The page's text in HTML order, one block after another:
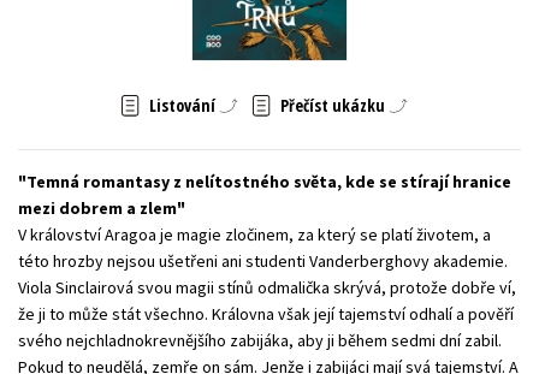
Zahraniční literatura
Listování Přečíst ukázku
Temná romantasy z nelítostného světa, kde se stírají hranice
mezi dobrem a zlem
V království Aragoa je magie zločinem, za který se platí životem, a
této hrozby nejsou ušetřeni ani studenti Vanderberghovy akademie.
Viola Sinclairová svou magii stínů odmalička skrývá, protože dobře ví,
že ji to může stát všechno. Královna však její tajemství odhalí a pověří
svého nejchladnokrevnějšího zabijáka, aby ji během sedmi dní zabil.
Pokud to neudělá, zemře on sám. Jenže i zabijáci mají svá tajemství. A